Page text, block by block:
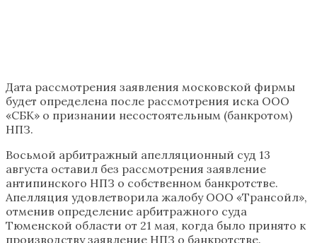
Дата рассмотрения заявления московской фирмы
будет определена после рассмотрения иска ООО
«СБК» о признании несостоятельным (банкротом)
НПЗ.
Восьмой арбитражный апелляционный суд 13
августа оставил без рассмотрения заявление
антипинского НПЗ о собственном банкротстве.
Апелляция удовлетворила жалобу ООО «Трансойл»,
отменив определение арбитражного суда
Тюменской области от 21 мая, когда было принято к
производству заявление НПЗ о банкротстве.